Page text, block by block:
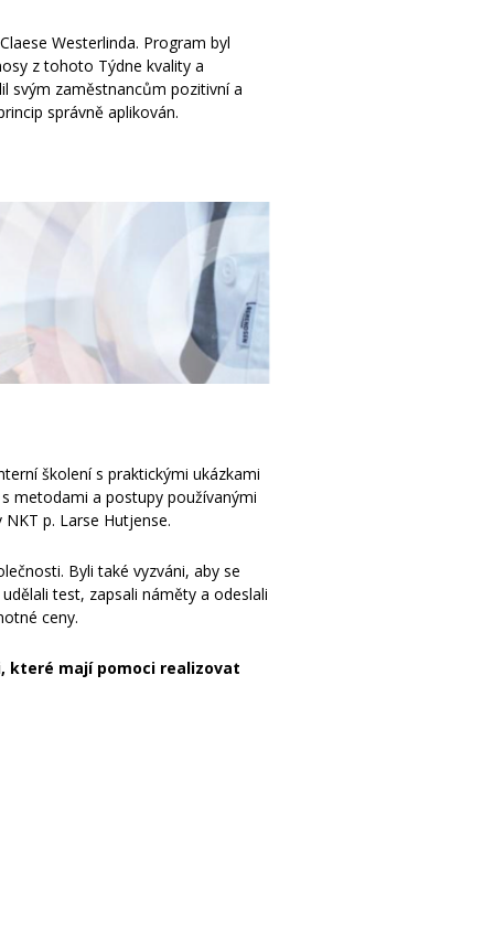
Westerlinda. Program byl
z tohoto Týdne kvality a
svým zaměstnancům pozitivní a
správně aplikován.
školení s praktickými ukázkami
metodami a postupy používanými
p. Larse Hutjense.
Byli také vyzváni, aby se
test, zapsali náměty a odeslali
ceny.
které mají pomoci realizovat